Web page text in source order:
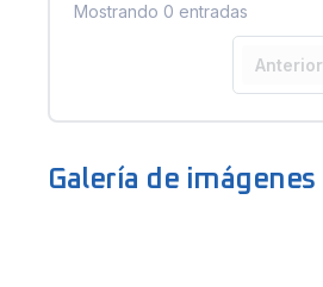
Mostrando 0 entradas
Anterior
Galería de imágenes